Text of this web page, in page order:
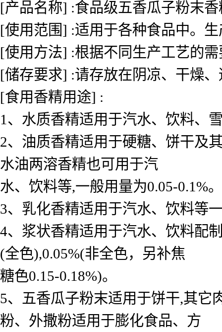
[产品名称] :食品级五香瓜子粉末香
[使用范围] :适用于各种食品中。
[使用方法] :根据不同生产工艺的
[储存要求] :请存放在阴凉、干燥
[食用香精用途] :
1、水质香精适用于汽水、饮料、
2、油质香精适用于硬糖、饼干及
水油两溶香精也可用于汽
水、饮料等,一般用量为0.05-0.1%。
3、乳化香精适用于汽水、饮料等
4、浆状香精适用于汽水、饮料配
(全色),0.05%(非全色，另补焦
糖色0.15-0.18%)。
5、五香瓜子粉末适用于饼干,其它
粉、外撒粉适用于膨化食品、方